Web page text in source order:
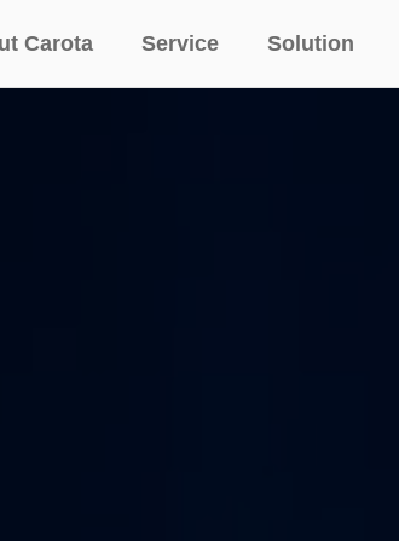
Carota Service Solution